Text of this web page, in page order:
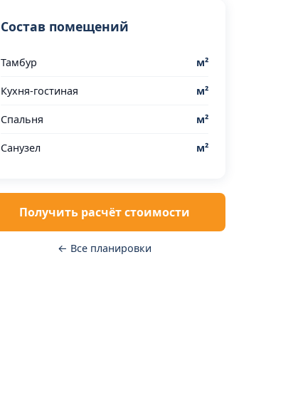
Состав помещений
Тамбур м²
Кухня-гостиная м²
Спальня м²
Санузел м²
Получить расчёт стоимости
← Все планировки